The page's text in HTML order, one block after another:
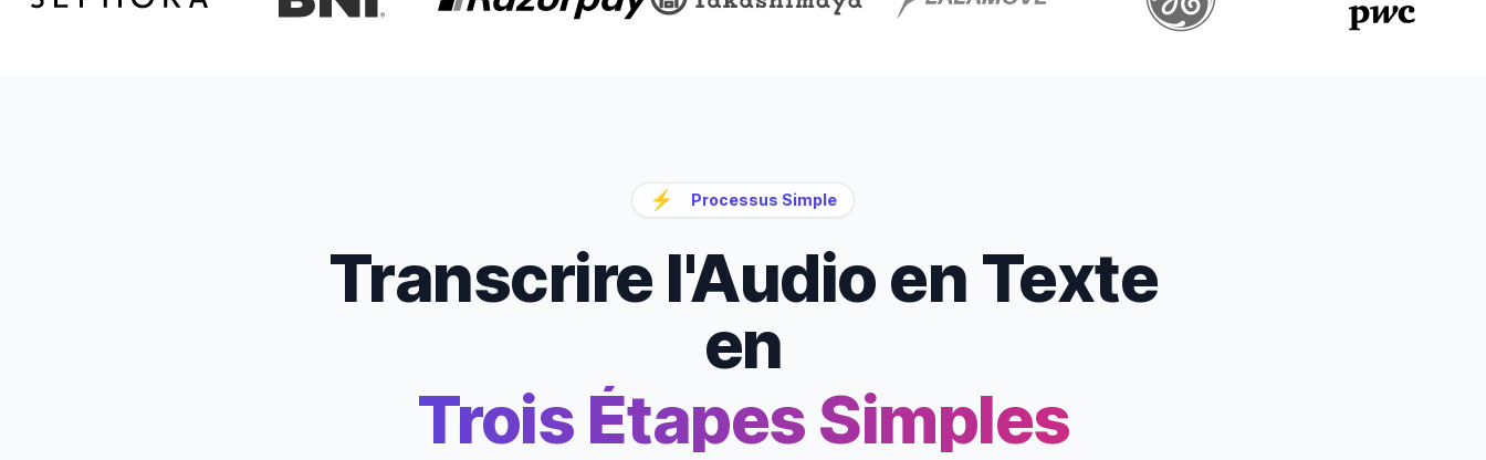
⚡ Processus Simple
Transcrire l'Audio en Texte
en
Trois Étapes Simples